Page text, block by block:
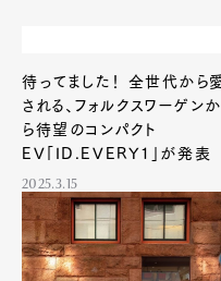
Official
Pen
待ってました！ 全世代から
される、フォルクスワーゲンか
ら待望のコンパクト
EV「ID.EVERY1」が発表
2025.3.15